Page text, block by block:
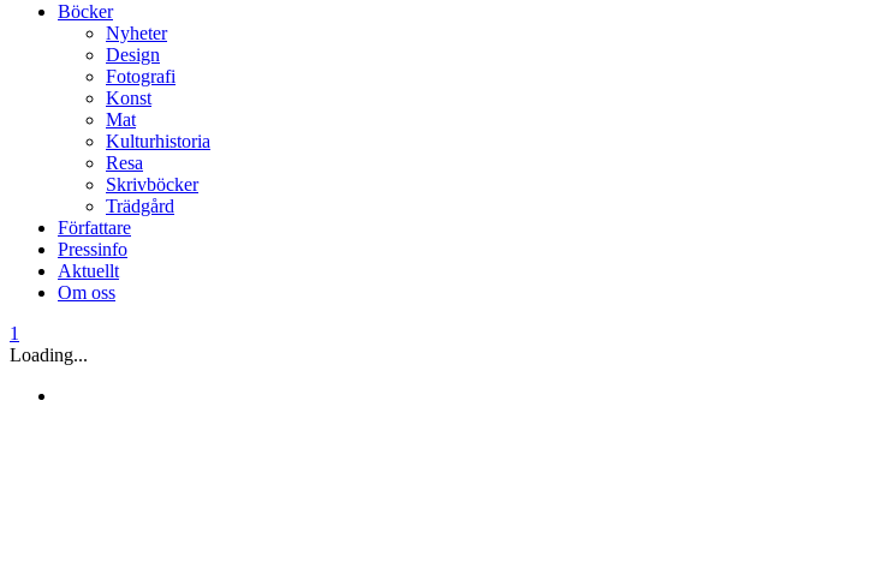
Böcker
Nyheter
Design
Fotografi
Konst
Mat
Kulturhistoria
Resa
Skrivböcker
Trädgård
Författare
Pressinfo
Aktuellt
Om oss
1
Loading...